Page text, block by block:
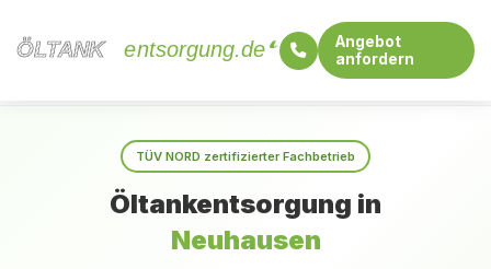
ÖLTANK
ÖLTANK entsorgung.de
Angebot
anfordern
TÜV NORD zertifizierter Fachbetrieb
Öltankentsorgung in
Neuhausen